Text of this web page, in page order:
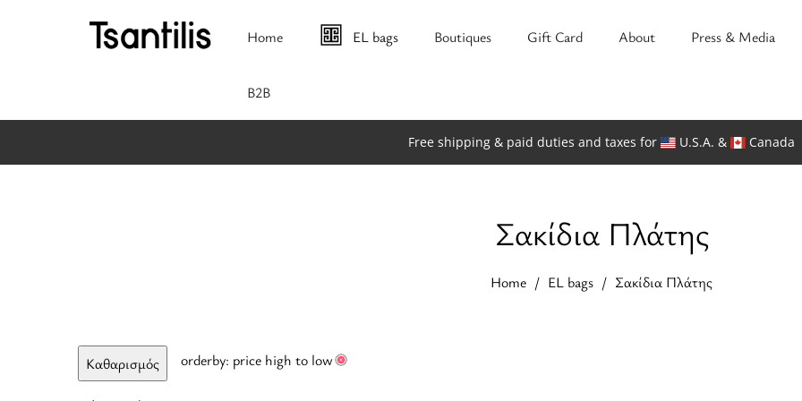
Home EL bags Boutiques Gift Card About Press & Media
B2B
Free shipping & paid duties and taxes for U.S.A. & Canada
Σακίδια Πλάτης
Home EL bags Σακίδια Πλάτης
Καθαρισμός orderby: price high to low